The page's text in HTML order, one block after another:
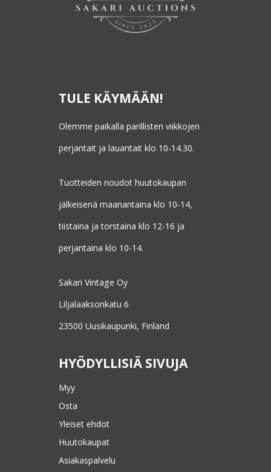
TULE KÄYMÄÄN!
Olemme paikalla parillisten viikkojen
perjantait ja lauantait klo 10-14.30.
Tuotteiden noudot huutokaupan
jälkeisenä maanantaina klo 10-14,
tiistaina ja torstaina klo 12-16 ja
perjantaina klo 10-14.
Sakari Vintage Oy
Liljalaaksonkatu 6
23500 Uusikaupunki, Finland
HYÖDYLLISIÄ SIVUJA
Myy
Osta
Yleiset ehdot
Huutokaupat
Asiakaspalvelu